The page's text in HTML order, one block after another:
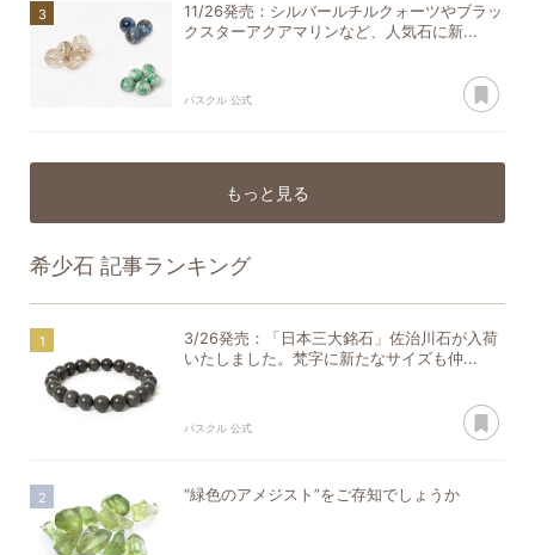
11/26発売：シルバールチルクォーツやブラッ
クスターアクアマリンなど、人気石に新...
パスクル 公式
もっと見る
希少石 記事ランキング
3/26発売：「日本三大銘石」佐治川石が入荷
いたしました。梵字に新たなサイズも仲...
パスクル 公式
“緑色のアメジスト”をご存知でしょうか